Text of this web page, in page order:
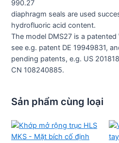
990.27
diaphragm seals are used
hydrofluoric acid content.
The model DMS27 is a
see e.g. patent DE 19949831,
pending patents, e.g. US
CN 108240885.
Sản phẩm cùng loại